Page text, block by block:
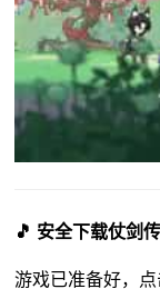
🎵 安全下载仗剑
游戏已准备好，点